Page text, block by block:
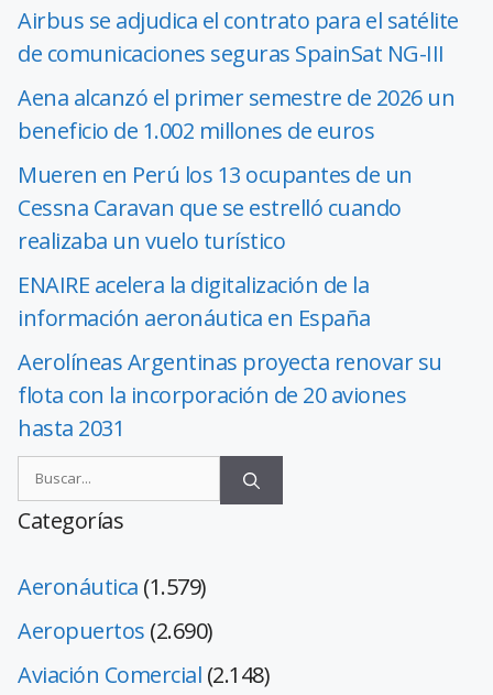
Airbus se adjudica el contrato para el satélite
de comunicaciones seguras SpainSat NG-III
Aena alcanzó el primer semestre de 2026 un
beneficio de 1.002 millones de euros
Mueren en Perú los 13 ocupantes de un
Cessna Caravan que se estrelló cuando
realizaba un vuelo turístico
ENAIRE acelera la digitalización de la
información aeronáutica en España
Aerolíneas Argentinas proyecta renovar su
flota con la incorporación de 20 aviones
hasta 2031
Categorías
Aeronáutica (1.579)
Aeropuertos (2.690)
Aviación Comercial (2.148)